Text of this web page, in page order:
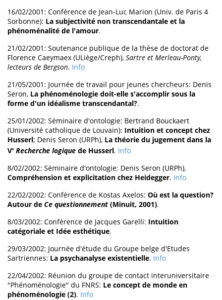
16/02/2001: Conférence de Jean-Luc Marion (Univ. de Paris 4
Sorbonne): La subjectivité non transcendantale et la
phénoménalité de l'amour.
21/02/2001: Soutenance publique de la thèse de doctorat de
Florence Caeymaex (ULiège/Creph), Sartre et Merleau-Ponty,
lecteurs de Bergson. Info
21/05/2001: Journée de travail pour jeunes chercheurs: Denis
Seron, La phénoménologie doit-elle s'accomplir sous la
forme d'un idéalisme transcendantal?.
25/01/2002: Séminaire d'ontologie: Bertrand Bouckaert
(Université catholique de Louvain): Intuition et concept chez
Husserl; Denis Seron (URPh), La théorie du jugement dans la
Ve Recherche logique de Husserl. Info
8/02/2002: Séminaire d'ontologie: Denis Seron (URPh),
Compréhension et explicitation chez Heidegger. Info
22/02/2002: Conférence de Kostas Axelos: Où est la question?
Autour de Ce questionnement (Minuit, 2001).
8/03/2002: Conférence de Jacques Garelli: Intuition
catégoriale et Idée esthétique.
29/03/2002: Journée d'étude du Groupe belge d'Etudes
Sartriennes: La psychanalyse existentielle. Info
22/04/2002: Réunion du groupe de contact interuniversitaire
"Phénoménologie" du FNRS: Le concept de monde en
phénoménologie (2). Info